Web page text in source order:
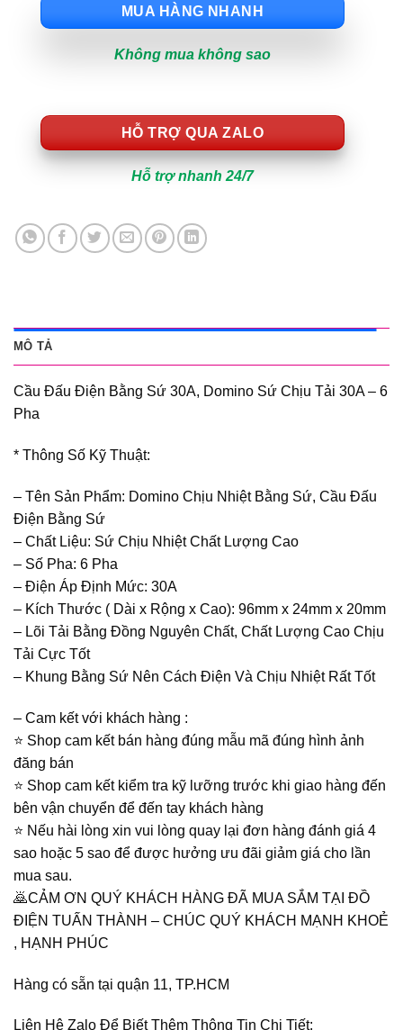
MUA HÀNG NHANH
Không mua không sao
HỖ TRỢ QUA ZALO
Hỗ trợ nhanh 24/7
MÔ TẢ
Cầu Đấu Điện Bằng Sứ 30A, Domino Sứ Chịu Tải 30A – 6
Pha
* Thông Số Kỹ Thuật:
– Tên Sản Phẩm: Domino Chịu Nhiệt Bằng Sứ, Cầu Đấu
Điện Bằng Sứ
– Chất Liệu: Sứ Chịu Nhiệt Chất Lượng Cao
– Số Pha: 6 Pha
– Điện Áp Định Mức: 30A
– Kích Thước ( Dài x Rộng x Cao): 96mm x 24mm x 20mm
– Lõi Tải Bằng Đồng Nguyên Chất, Chất Lượng Cao Chịu
Tải Cực Tốt
– Khung Bằng Sứ Nên Cách Điện Và Chịu Nhiệt Rất Tốt
– Cam kết với khách hàng :
⭐️ Shop cam kết bán hàng đúng mẫu mã đúng hình ảnh
đăng bán
⭐️ Shop cam kết kiểm tra kỹ lưỡng trước khi giao hàng đến
bên vận chuyển để đến tay khách hàng
⭐️ Nếu hài lòng xin vui lòng quay lại đơn hàng đánh giá 4
sao hoặc 5 sao để được hưởng ưu đãi giảm giá cho lần
mua sau.
🙇CẢM ƠN QUÝ KHÁCH HÀNG ĐÃ MUA SẮM TẠI ĐỒ
ĐIỆN TUẤN THÀNH – CHÚC QUÝ KHÁCH MẠNH KHOẺ
, HẠNH PHÚC
Hàng có sẵn tại quận 11, TP.HCM
Liên Hệ Zalo Để Biết Thêm Thông Tin Chi Tiết: